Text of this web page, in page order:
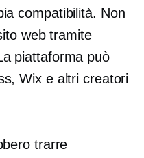
compatibilità. Non
web tramite
piattaforma può
Wix e altri creatori
trarre